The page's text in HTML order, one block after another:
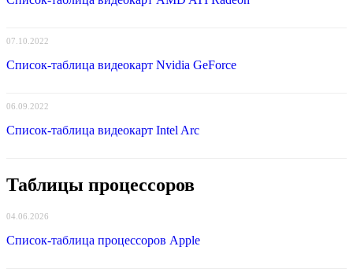
07.10.2022
Список-таблица видеокарт Nvidia GeForce
06.09.2022
Список-таблица видеокарт Intel Arc
Таблицы процессоров
04.06.2026
Список-таблица процессоров Apple